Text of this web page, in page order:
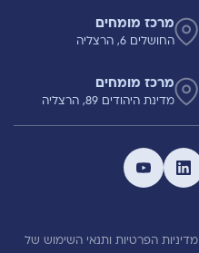
מרכז מומחים
החושלים 6, הרצליה
מרכז מומחים
מדינת היהודים 89, הרצליה
מדיניות הפרטיות ותנאי השימוש של